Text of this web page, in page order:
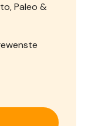
Paleo &